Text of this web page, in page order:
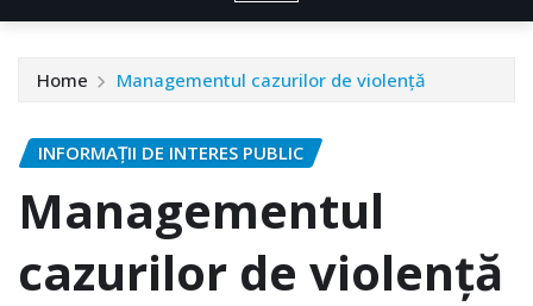
Home Managementul cazurilor de violență
INFORMAȚII DE INTERES PUBLIC
Managementul
cazurilor de violență